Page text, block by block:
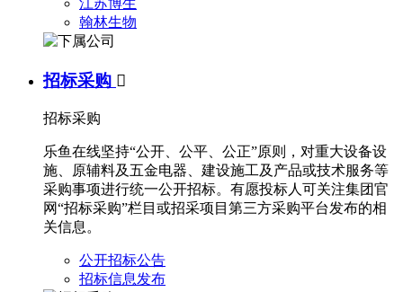
江苏博生
翰林生物
招标采购 
招标采购
乐鱼在线坚持“公开、公平、公正”原则，对重大设备设
施、原辅料及五金电器、建设施工及产品或技术服务等
采购事项进行统一公开招标。有愿投标人可关注集团官
网“招标采购”栏目或招采项目第三方采购平台发布的相
关信息。
公开招标公告
招标信息发布